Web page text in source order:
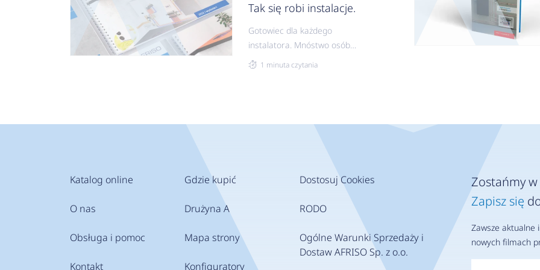
Tak się robi instalacje.
Gotowiec dla każdego
instalatora. Mnóstwo osób
pracowało nad tym
źródeł ciepła. 5 schematów z
pompą ciepła, 5 schematów z
kotłem gazowym, 2 schematy
z kotłem stałopalnym.
inwestora. Profesjonalne
wizualizacje. Pokażesz
inwestorowi, jak będzie
1 minuta czytania
Katalog online
O nas
Obsługa i pomoc
Kontakt
Gdzie kupić
Drużyna A
Mapa strony
Konfiguratory
Dostosuj Cookies
RODO
Ogólne Warunki Sprzedaży i
Dostaw AFRISO Sp. z o.o.
Zostańmy
Zapisz się
Zawsze aktualne
nowych filmach